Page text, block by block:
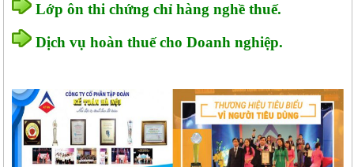
Lớp ôn thi chứng chỉ hàng nghề thuế.
Dịch vụ hoàn thuế cho Doanh nghiệp.